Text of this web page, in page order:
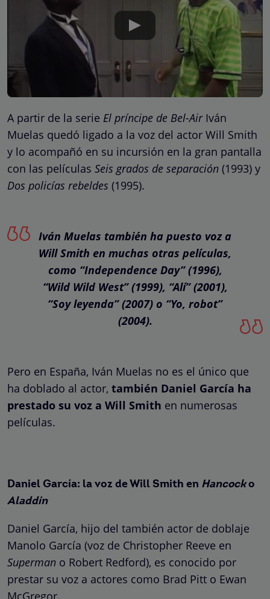
A partir de la serie El príncipe de Bel-AirIván
Muelas quedó ligado a la voz del actor Will Smith
y lo acompañó en su incursión en la gran pantalla
con las películas Seis grados de separación (1993) y
Dos policías rebeldes (1995).
Iván Muelas también ha puesto voz a
Will Smith en muchas otras películas,
como “Independence Day” (1996),
“Wild Wild West” (1999), “Alí” (2001),
“Soy leyenda” (2007) o “Yo, robot”
(2004).
Pero en España, Iván Muelas no es el único que
ha doblado al actor, también Daniel García ha
prestado su voz a Will Smith en numerosas
películas.
Daniel García: la voz de Will Smith en Hancocko
Aladdín
Daniel García, hijo del también actor de doblaje
Manolo García (voz de Christopher Reeve en
Superman o Robert Redford), es conocido por
prestar su voz a actores como Brad Pitt o Ewan